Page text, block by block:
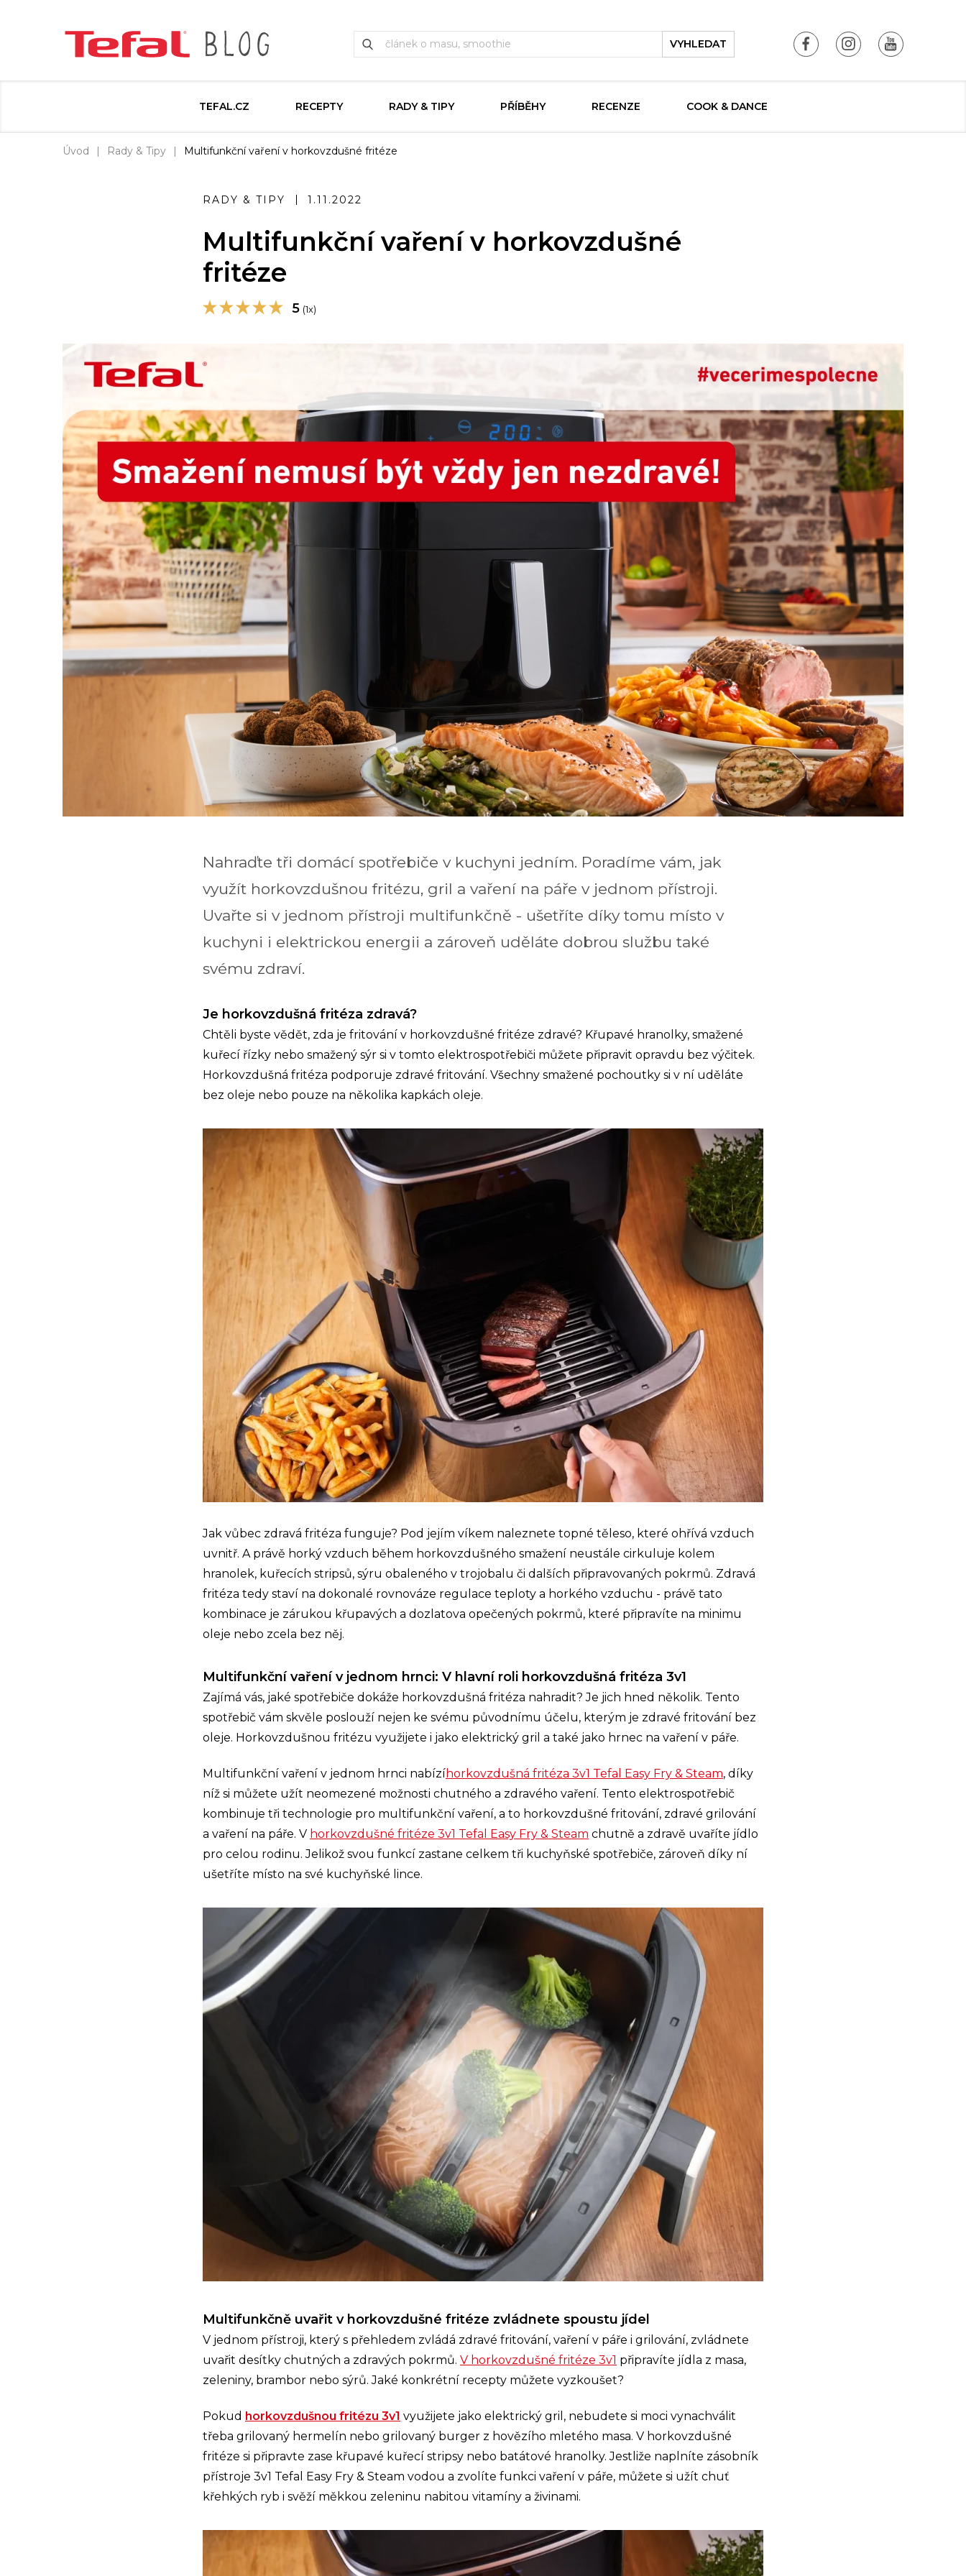
VYHLEDAT
TEFAL.CZ RECEPTY RADY & TIPY PŘÍBĚHY RECENZE COOK & DANCE
Úvod Rady & Tipy Multifunkční vaření v horkovzdušné fritéze
RADY & TIPY 1.11.2022
Multifunkční vaření v horkovzdušné
fritéze
5 (1x)
Nahraďte tři domácí spotřebiče v kuchyni jedním. Poradíme vám, jak
využít horkovzdušnou fritézu, gril a vaření na páře v jednom přístroji.
Uvařte si v jednom přístroji multifunkčně - ušetříte díky tomu místo v
kuchyni i elektrickou energii a zároveň uděláte dobrou službu také
svému zdraví.
Je horkovzdušná fritéza zdravá?
Chtěli byste vědět, zda je fritování v horkovzdušné fritéze zdravé? Křupavé hranolky, smažené
kuřecí řízky nebo smažený sýr si v tomto elektrospotřebiči můžete připravit opravdu bez výčitek.
Horkovzdušná fritéza podporuje zdravé fritování. Všechny smažené pochoutky si v ní uděláte
bez oleje nebo pouze na několika kapkách oleje.
Jak vůbec zdravá fritéza funguje? Pod jejím víkem naleznete topné těleso, které ohřívá vzduch
uvnitř. A právě horký vzduch během horkovzdušného smažení neustále cirkuluje kolem
hranolek, kuřecích stripsů, sýru obaleného v trojobalu či dalších připravovaných pokrmů. Zdravá
fritéza tedy staví na dokonalé rovnováze regulace teploty a horkého vzduchu - právě tato
kombinace je zárukou křupavých a dozlatova opečených pokrmů, které připravíte na minimu
oleje nebo zcela bez něj.
Multifunkční vaření v jednom hrnci: V hlavní roli horkovzdušná fritéza 3v1
Zajímá vás, jaké spotřebiče dokáže horkovzdušná fritéza nahradit? Je jich hned několik. Tento
spotřebič vám skvěle poslouží nejen ke svému původnímu účelu, kterým je zdravé fritování bez
oleje. Horkovzdušnou fritézu využijete i jako elektrický gril a také jako hrnec na vaření v páře.
Multifunkční vaření v jednom hrnci nabízíhorkovzdušná fritéza 3v1 Tefal Easy Fry & Steam, díky
níž si můžete užít neomezené možnosti chutného a zdravého vaření. Tento elektrospotřebič
kombinuje tři technologie pro multifunkční vaření, a to horkovzdušné fritování, zdravé grilování
a vaření na páře. V horkovzdušné fritéze 3v1 Tefal Easy Fry & Steam chutně a zdravě uvaříte jídlo
pro celou rodinu. Jelikož svou funkcí zastane celkem tři kuchyňské spotřebiče, zároveň díky ní
ušetříte místo na své kuchyňské lince.
Multifunkčně uvařit v horkovzdušné fritéze zvládnete spoustu jídel
V jednom přístroji, který s přehledem zvládá zdravé fritování, vaření v páře i grilování, zvládnete
uvařit desítky chutných a zdravých pokrmů. V horkovzdušné fritéze 3v1 připravíte jídla z masa,
zeleniny, brambor nebo sýrů. Jaké konkrétní recepty můžete vyzkoušet?
Pokud horkovzdušnou fritézu 3v1 využijete jako elektrický gril, nebudete si moci vynachválit
třeba grilovaný hermelín nebo grilovaný burger z hovězího mletého masa. V horkovzdušné
fritéze si připravte zase křupavé kuřecí stripsy nebo batátové hranolky. Jestliže naplníte zásobník
přístroje 3v1 Tefal Easy Fry & Steam vodou a zvolíte funkci vaření v páře, můžete si užít chuť
křehkých ryb i svěží měkkou zeleninu nabitou vitamíny a živinami.